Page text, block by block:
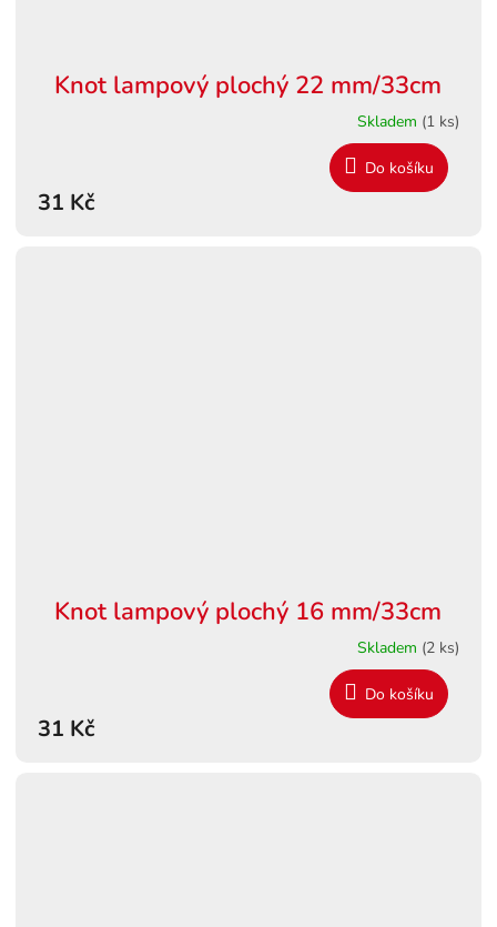
Knot lampový plochý 22 mm/33cm
Skladem (1 ks)
31 Kč
Do košíku
Knot lampový plochý 16 mm/33cm
Skladem (2 ks)
31 Kč
Do košíku